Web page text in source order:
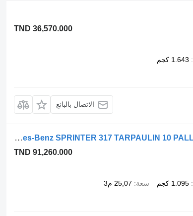
TND 36,570.000
1.643 كجم
الاتصال بالبائع
Mercedes-Benz SPRINTER 317 TARPAULIN 10 PALLETS WEBASTO CRUISE CONTROL AIR CON
TND 91,260.000
1.095 كجم سعة 25,07 م3